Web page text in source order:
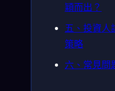
穎而出？
五、投資人
策略
六、常見問